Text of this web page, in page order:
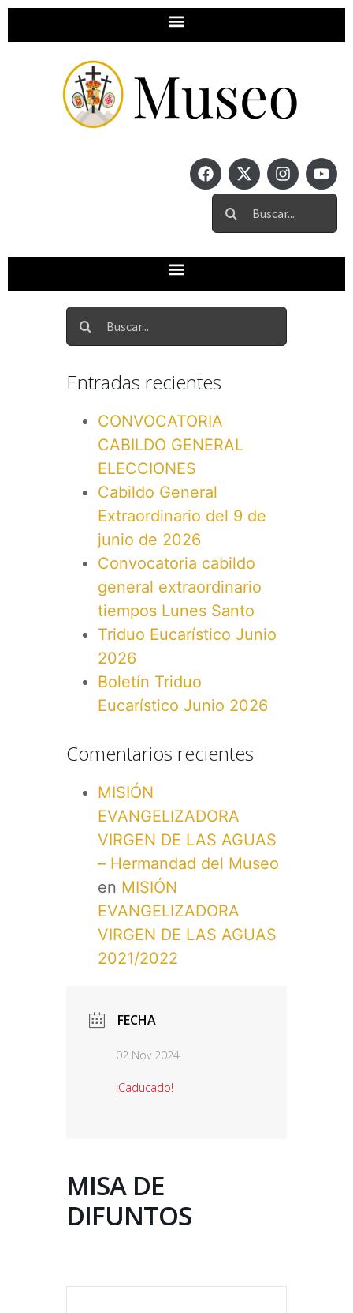
Entradas recientes
CONVOCATORIA
CABILDO GENERAL
ELECCIONES
Cabildo General
Extraordinario del 9 de
junio de 2026
Convocatoria cabildo
general extraordinario
tiempos Lunes Santo
Triduo Eucarístico Junio
2026
Boletín Triduo
Eucarístico Junio 2026
Comentarios recientes
MISIÓN
EVANGELIZADORA
VIRGEN DE LAS AGUAS
– Hermandad del Museo
en MISIÓN
EVANGELIZADORA
VIRGEN DE LAS AGUAS
2021/2022
FECHA
02 Nov 2024
¡Caducado!
MISA DE
DIFUNTOS